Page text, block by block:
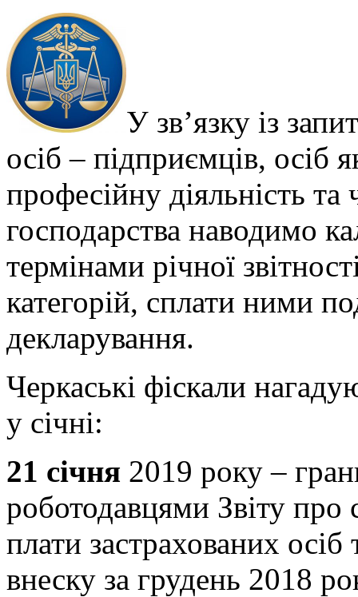
У зв’язку із
осіб – підприємців, осіб
професійну діяльність
господарства наводимо
термінами річної
категорій, сплати ними
декларування.
Черкаські фіскали
у січні:
21 січня 2019 року –
роботодавцями Звіту про
плати застрахованих
внеску за грудень 2018